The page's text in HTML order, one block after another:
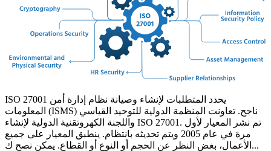
ISO 27001 يحدد المتطلبات لإنشاء وصيانة نظام إدارة أمن
المعلومات (ISMS) ناجح. تعاونت المنظمة الدولية للتوحيد القياسي
واللجنة الكهروتقنية الدولية لإنشاء ISO 27001. تم نشر المعيار لأول
مرة في عام 2005 ويتم تحديثه بانتظام. ينطبق المعيار على جميع
الأعمال، بغض النظر عن الحجم أو النوع أو القطاع. يمكن نصح ك...